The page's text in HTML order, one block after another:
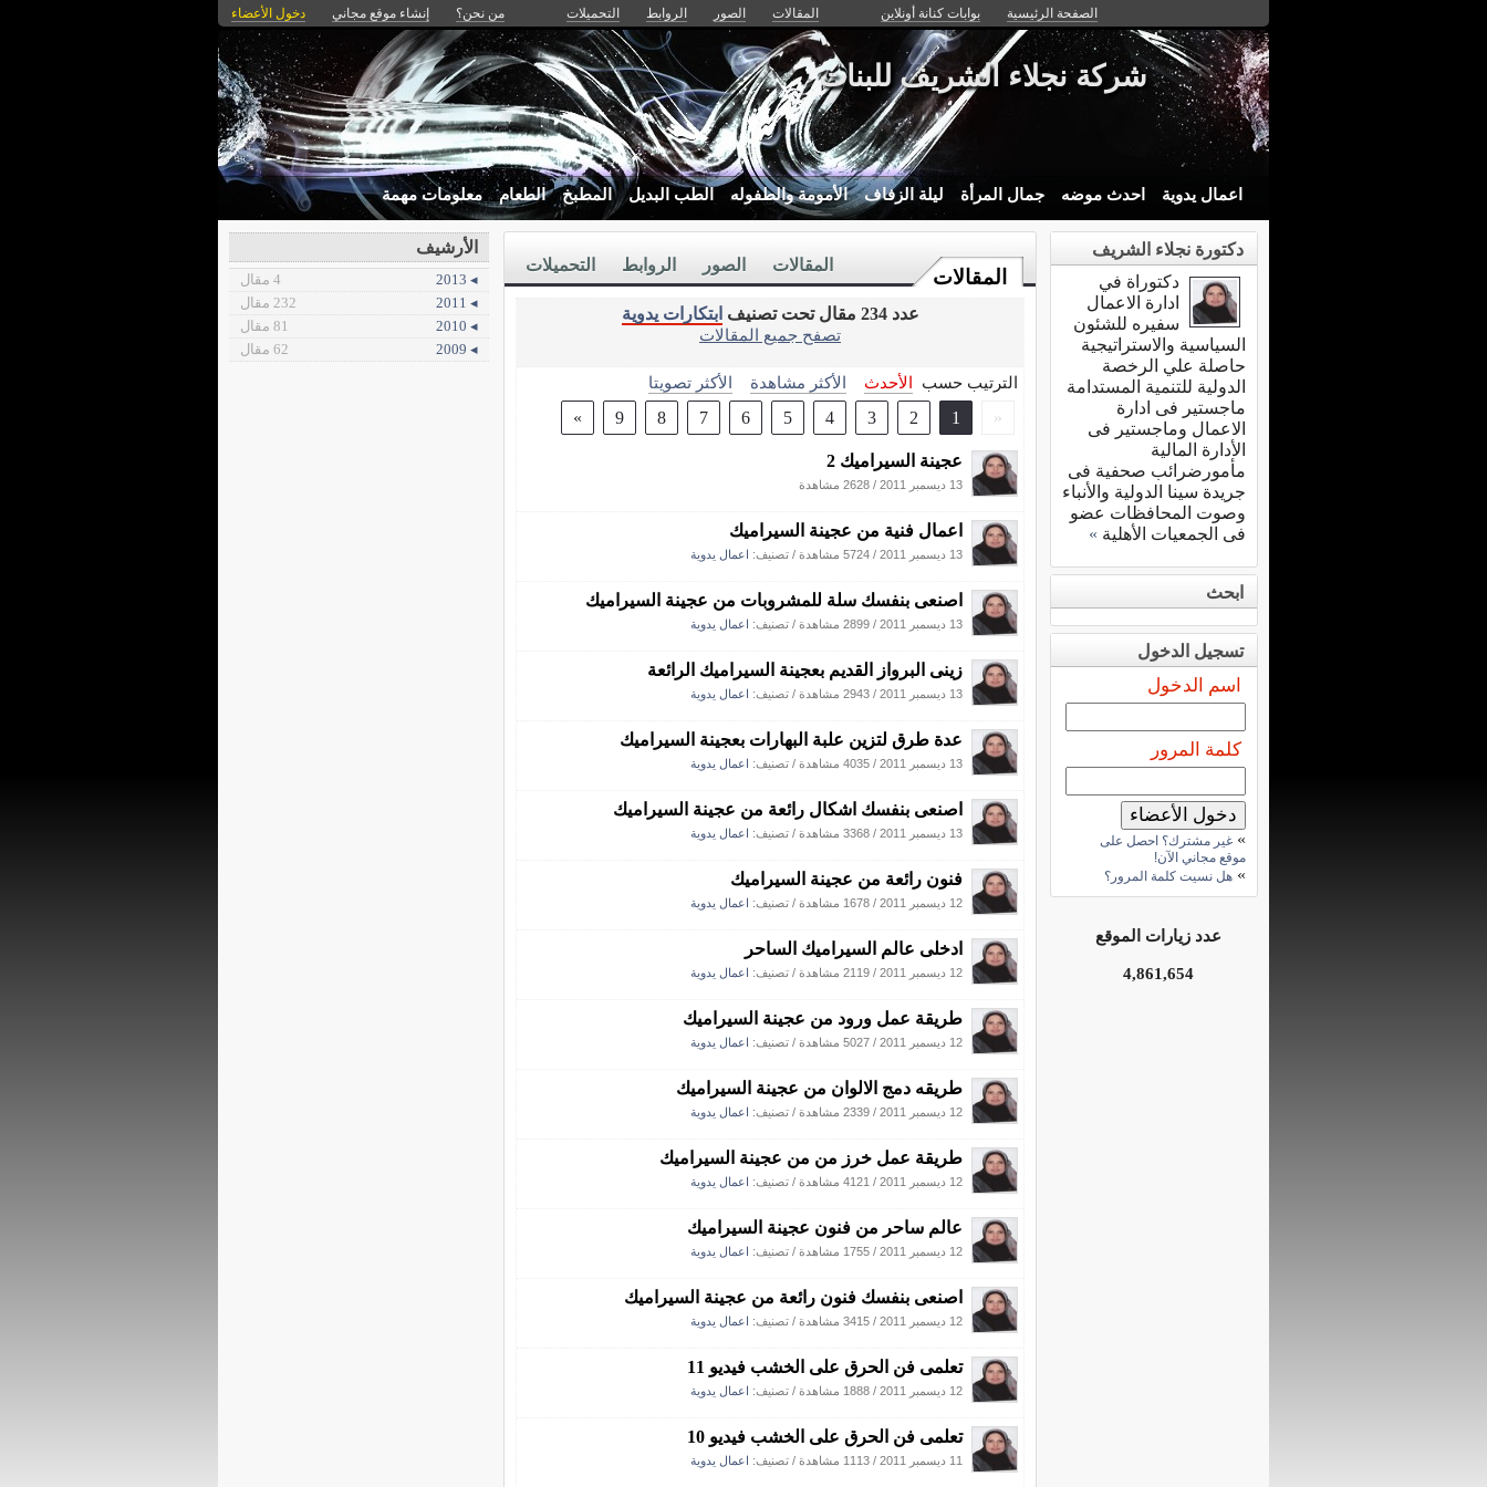
الصفحة الرئيسية بوابات كنانة أونلاين المقالات الصور الروابط التحميلات من نحن؟ إنشاء موقع مجاني دخول الأعضاء
شركة نجلاء الشريف للبنات
اعمال يدوية احدث موضه جمال المرأة ليلة الزفاف الأمومة والطفوله الطب البديل المطبخ الطعام معلومات مهمة
المقالات
التحميلات الروابط الصور المقالات
عدد 234 مقال تحت تصنيف
ابتكارات يدوية
تصفح جميع المقالات
الترتيب حسب الأحدث الأكثر مشاهدة
الأكثر تصويتا
«
1
2
3
4
5
6
7
8
9
»
عجينة السيراميك 2
13 ديسمبر 2011 / 2628 مشاهدة
اعمال فنية من عجينة السيراميك
13 ديسمبر 2011 / 5724 مشاهدة / تصنيف: اعمال يدوية
اصنعى بنفسك سلة للمشروبات من عجينة السيراميك
13 ديسمبر 2011 / 2899 مشاهدة / تصنيف: اعمال يدوية
زينى البرواز القديم بعجينة السيراميك الرائعة
13 ديسمبر 2011 / 2943 مشاهدة / تصنيف: اعمال يدوية
عدة طرق لتزين علبة البهارات بعجينة السيراميك
13 ديسمبر 2011 / 4035 مشاهدة / تصنيف: اعمال يدوية
اصنعى بنفسك اشكال رائعة من عجينة السيراميك
13 ديسمبر 2011 / 3368 مشاهدة / تصنيف: اعمال يدوية
فنون رائعة من عجينة السيراميك
12 ديسمبر 2011 / 1678 مشاهدة / تصنيف: اعمال يدوية
ادخلى عالم السيراميك الساحر
12 ديسمبر 2011 / 2119 مشاهدة / تصنيف: اعمال يدوية
طريقة عمل ورود من عجينة السيراميك
12 ديسمبر 2011 / 5027 مشاهدة / تصنيف: اعمال يدوية
طريقه دمج الالوان من عجينة السيراميك
12 ديسمبر 2011 / 2339 مشاهدة / تصنيف: اعمال يدوية
طريقة عمل خرز من من عجينة السيراميك
12 ديسمبر 2011 / 4121 مشاهدة / تصنيف: اعمال يدوية
عالم ساحر من فنون عجينة السيراميك
12 ديسمبر 2011 / 1755 مشاهدة / تصنيف: اعمال يدوية
اصنعى بنفسك فنون رائعة من عجينة السيراميك
12 ديسمبر 2011 / 3415 مشاهدة / تصنيف: اعمال يدوية
تعلمى فن الحرق على الخشب فيديو 11
12 ديسمبر 2011 / 1888 مشاهدة / تصنيف: اعمال يدوية
تعلمى فن الحرق على الخشب فيديو 10
11 ديسمبر 2011 / 1113 مشاهدة / تصنيف: اعمال يدوية
دكتورة نجلاء الشريف
دكتوراة في
ادارة الاعمال
سفيره للشئون
السياسية والاستراتيجية
حاصلة علي الرخصة
الدولية للتنمية المستدامة
ماجستير فى ادارة
الاعمال وماجستير فى
الأدارة المالية
مأمورضرائب صحفية فى
جريدة سينا الدولية والأنباء
وصوت المحافظات عضو
فى الجمعيات الأهلية »
ابحث
تسجيل الدخول
اسم الدخول
كلمة المرور
» غير مشترك؟ احصل على
موقع مجاني الآن!
» هل نسيت كلمة المرور؟
عدد زيارات الموقع
4,861,654
الأرشيف
◂ 2013
4 مقال
◂ 2011
232 مقال
◂ 2010
81 مقال
◂ 2009
62 مقال